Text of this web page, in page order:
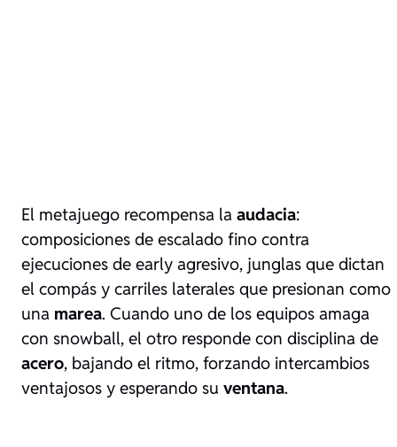
El metajuego recompensa la audacia:
composiciones de escalado fino contra
ejecuciones de early agresivo, junglas que dictan
el compás y carriles laterales que presionan como
una marea. Cuando uno de los equipos amaga
con snowball, el otro responde con disciplina de
acero, bajando el ritmo, forzando intercambios
ventajosos y esperando su ventana.